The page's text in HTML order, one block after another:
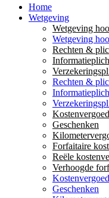
Home
Wetgeving
Wetgeving
Wetgeving
Rechten &
Rechten &
Geschenken
Forfaitaire
Reële
Verhoogde
Geschenken